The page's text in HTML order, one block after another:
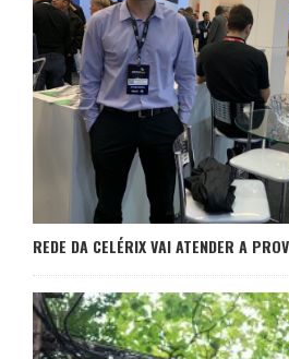
REDE DA CELÉRIX VAI ATENDER A